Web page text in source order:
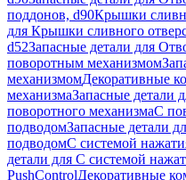
поддонов, d90Крышки
для Крышки сливного
d52Запасные детали для
поворотным механизмом
механизмомДекоративные
механизмаЗапасные детали
поворотного механизмаС
подводомЗапасные детали
подводомС системой
детали для С системой
PushControlДекоративные